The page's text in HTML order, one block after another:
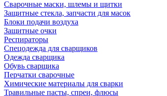
Сварочные маски, шлемы и щитки
Защитные стекла, запчасти для масок
Блоки подачи воздуха
Защитные очки
Респираторы
Спецодежда для сварщиков
Одежда сварщика
Обувь сварщика
Перчатки сварочные
Химические материалы для сварки
Травильные пасты, спреи, флюсы